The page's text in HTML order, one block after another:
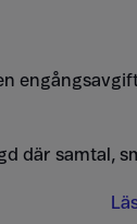
där samtal,